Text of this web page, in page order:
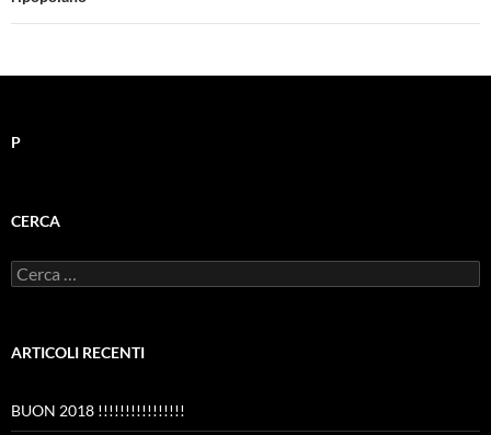
P
CERCA
Ricerca
per:
ARTICOLI RECENTI
BUON 2018 !!!!!!!!!!!!!!!!